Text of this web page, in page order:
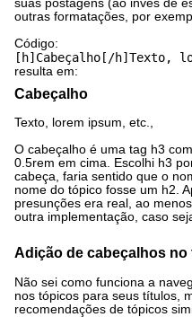
suas postagens (ao invés de
outras formatações, por
Código:
[h]Cabeçalho[/h]Texto,
resulta em:
Cabeçalho
Texto, lorem ipsum, etc.,
O cabeçalho é uma tag h3
0.5rem em cima. Escolhi h3
cabeça, faria sentido que o
nome do tópico fosse um h2.
presunções era real, ao
outra implementação, caso
Adição de cabeçalhos no
Não sei como funciona a
nos tópicos para seus títulos,
recomendações de tópicos